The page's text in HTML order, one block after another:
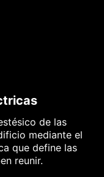
de las
mediante el
que define las
reunir.